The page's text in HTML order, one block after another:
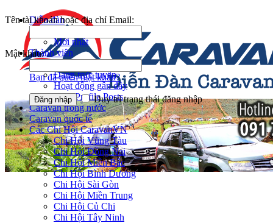
Diễn đàn
Mới nhất
Thành viên
Đang trực tuyến
Hoạt động gần đây
New Profile Posts
Caravan trong nước
Caravan quốc tế
Các Chi Hội CaravanVN
Chi Hội Vũng Tàu
Chi Hội Đồng Nai
Chi Hội Miền Bắc
Chi Hội Bình Dương
Chi Hội Sài Gòn
Chi Hội Miền Trung
Chi Hội Củ Chi
Chi Hội Tây Ninh
Tên tài khoản hoặc địa chỉ Email:
Mật khẩu:
Bạn đã quên mật khẩu?
Duy trì trạng thái đăng nhập